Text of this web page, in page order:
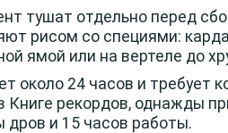
тушат отдельно перед
рисом со специями:
ямой или на вертеле до
около 24 часов и требует
Книге рекордов, однажды
дров и 15 часов работы.